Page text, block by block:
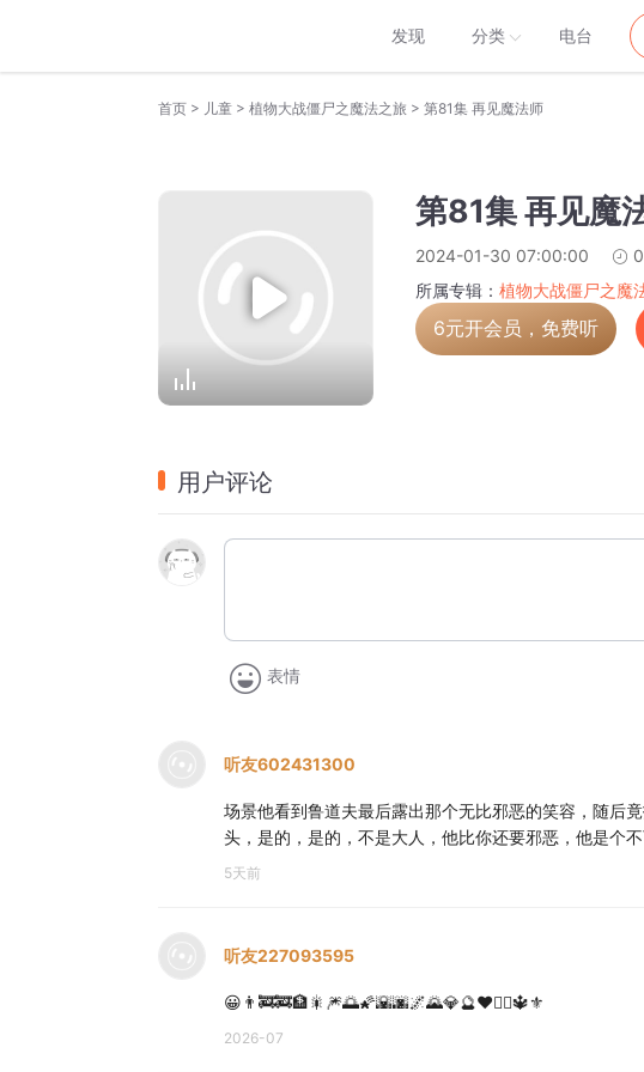
发现 分类 电台
首页 > 儿童 > 植物大战僵尸之魔法之旅 > 第81集 再见魔法师
第81集 再见魔
2024-01-30 07:00:00
所属专辑： 植物大战僵尸之魔
6元开会员，免费听
用户评论
表情
听友602431300
场景他看到鲁道夫最后露出那个无比邪恶的笑容，随后
头，是的，是的，不是大人，他比你还要邪恶，他是个不
5天前
听友227093595
😀👨‍🚒🚒🏦🎇🎆🌅🌠🌇🌆🌌🌄💎🔮❤️❤️‍🔥🔱⚜️
2026-07